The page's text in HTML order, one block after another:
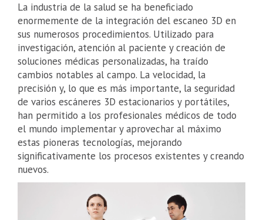
La industria de la salud se ha beneficiado
enormemente de la integración del escaneo 3D en
sus numerosos procedimientos. Utilizado para
investigación, atención al paciente y creación de
soluciones médicas personalizadas, ha traído
cambios notables al campo. La velocidad, la
precisión y, lo que es más importante, la seguridad
de varios escáneres 3D estacionarios y portátiles,
han permitido a los profesionales médicos de todo
el mundo implementar y aprovechar al máximo
estas pioneras tecnologías, mejorando
significativamente los procesos existentes y creando
nuevos.